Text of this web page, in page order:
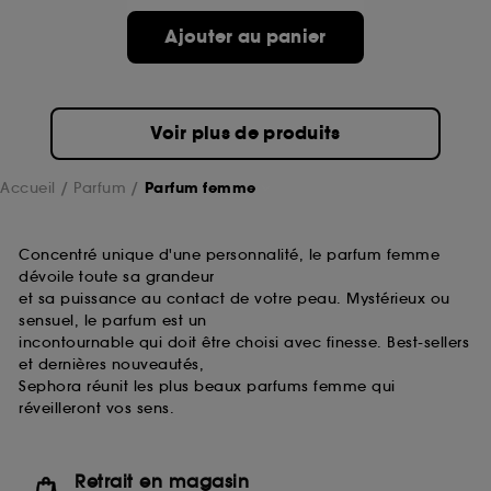
Ajouter au panier
Voir plus de produits
Accueil Parfum Parfum femme
Concentré unique d'une personnalité, le parfum femme
dévoile toute sa grandeur
et sa puissance au contact de votre peau. Mystérieux ou
sensuel, le parfum est un
incontournable qui doit être choisi avec finesse. Best-sellers
et dernières nouveautés,
Sephora réunit les plus beaux parfums femme qui
réveilleront vos sens.
Retrait en magasin
de ces cookies grâce au bouton "personnaliser mes
choix" ci-dessous ou décider de "tout accepter".
Sephora pourra associer les informations de
collectées ou générées lors de votre activité en ligne
ou en magasin. Pour refuser tous les cookies, cliques
sur "continuer sans accepter". Voous pouvez à tout
souhaitez obtenir plus d'information sur les cookies